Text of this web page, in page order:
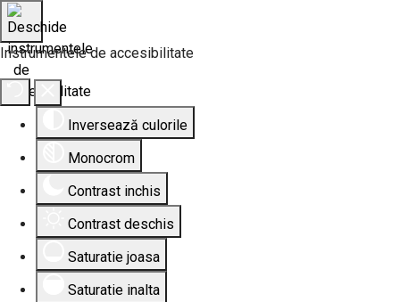
Instrumentele de accesibilitate
Inversează culorile
Monocrom
Contrast inchis
Contrast deschis
Saturatie joasa
Saturatie inalta